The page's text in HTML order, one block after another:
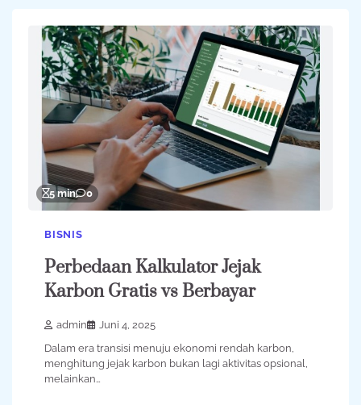
5 min 0
BISNIS
Perbedaan Kalkulator Jejak
Karbon Gratis vs Berbayar
admin
Juni 4, 2025
Dalam era transisi menuju ekonomi rendah karbon,
menghitung jejak karbon bukan lagi aktivitas opsional,
melainkan…